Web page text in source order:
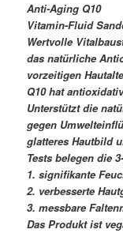
Anti-Aging Q10
Vitamin-Fluid
Wertvolle
das natürliche
vorzeitigen
Q10 hat
Unterstützt die
gegen
glatteres Hautbild
Tests belegen die
1. signifikante
2. verbesserte
3. messbare
Das Produkt ist